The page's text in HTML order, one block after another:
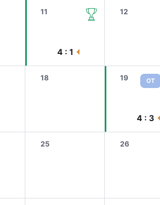
11
4 : 1
12
18 19 ОТ
4 : 3
25 26